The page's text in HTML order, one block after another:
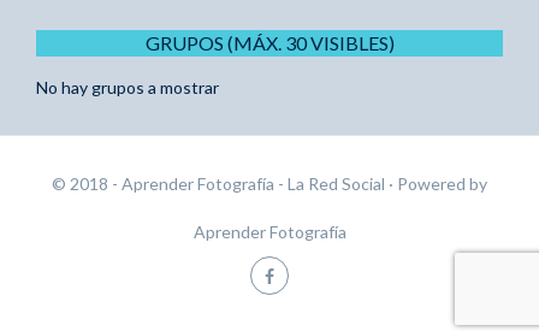
GRUPOS (MÁX. 30 VISIBLES)
No hay grupos a mostrar
© 2018 - Aprender Fotografía - La Red Social · Powered by
Aprender Fotografía